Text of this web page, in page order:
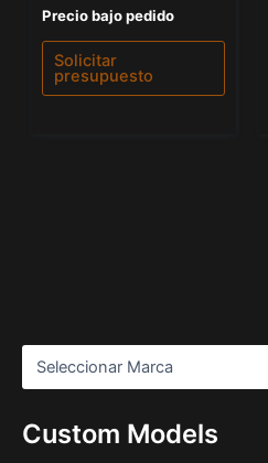
Custom Models
Valorado
0
de
Precio bajo pedido
Solicitar
presupuesto